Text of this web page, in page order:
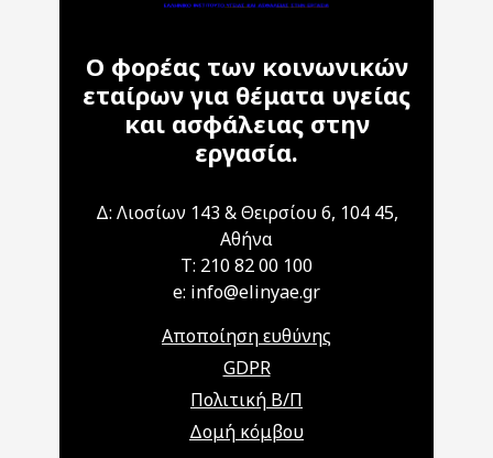
Ο φορέας των κοινωνικών
εταίρων για θέματα υγείας
και ασφάλειας στην
εργασία.
Δ: Λιοσίων 143 & Θειρσίου 6, 104 45,
Αθήνα
T: 210 82 00 100
e: info@elinyae.gr
Αποποίηση ευθύνης
GDPR
Πολιτική Β/Π
Δομή κόμβου